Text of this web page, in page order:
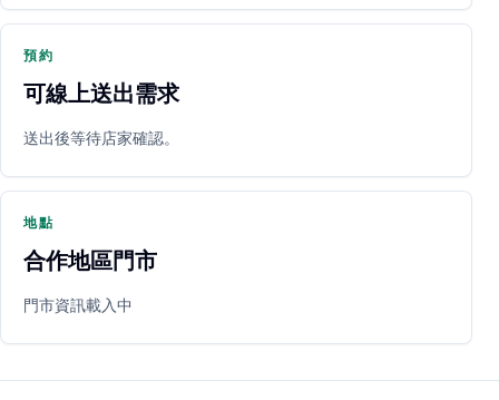
立即預約 開啟地圖 其他店家
預約
可線上送出需求
送出後等待店家確認。
地點
合作地區門市
門市資訊載入中